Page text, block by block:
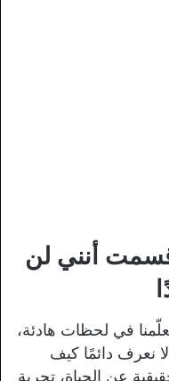
أنني لن
في لحظات هادئة،
نعرف دائمًا كيف
عن الحياة، تجربة